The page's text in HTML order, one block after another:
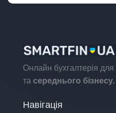
Онлайн бухгалтерія для
та середнього бізнесу.
Навігація